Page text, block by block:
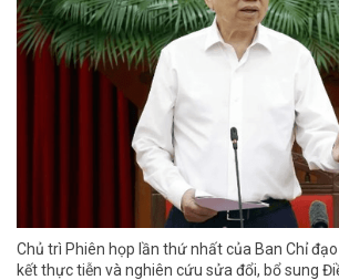
Chủ trì Phiên họp lần thứ nhất của Ban Chỉ
kết thực tiễn và nghiên cứu sửa đổi, bổ sung